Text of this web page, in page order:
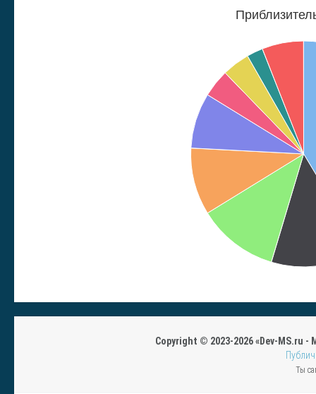
Copyright © 2023-2026 «Dev-MS.ru -
Ты